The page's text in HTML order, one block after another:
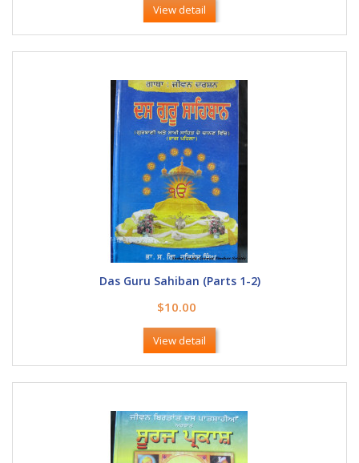
View detail
Das Guru Sahiban (Parts 1-2)
$10.00
View detail